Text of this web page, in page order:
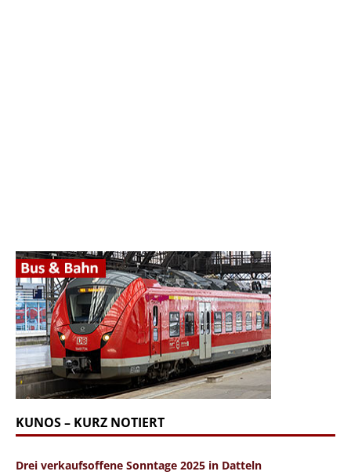
KUNOS – KURZ NOTIERT
Drei verkaufsoffene Sonntage 2025 in Datteln